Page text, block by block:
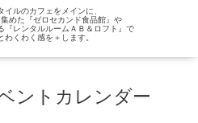
イルのカフェをメインに、
めた『ゼロセカンド食品館』や
『レンタルルームＡＢ＆ロフト』で
わくわく感を＋します。
ントカレンダー